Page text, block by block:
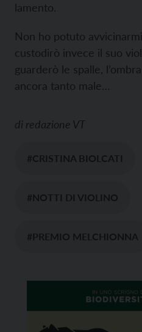
lamento.
Non ho potuto avvicinarmi
custodirò invece il suo
guarderò le spalle,
ancora tanto male…
di redazione VT
#CRISTINA BIOLCATI
#NOTTI DI VIOLINO
#PREMIO MELCHIONNA